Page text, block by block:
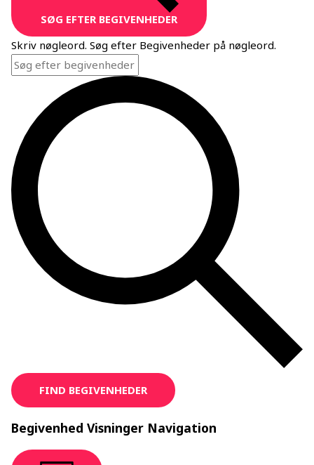
SØG EFTER BEGIVENHEDER
Skriv nøgleord. Søg efter Begivenheder på nøgleord.
FIND BEGIVENHEDER
Begivenhed Visninger Navigation